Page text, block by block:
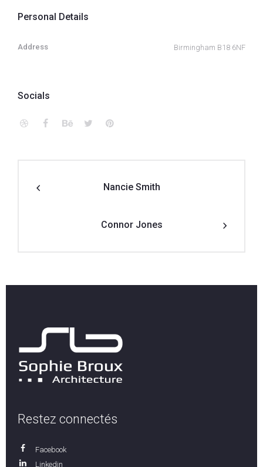
Personal Details
Address Birmingham B18 6NF
Socials
Nancie Smith
Connor Jones
Restez connectés
Facebook
Linkedin